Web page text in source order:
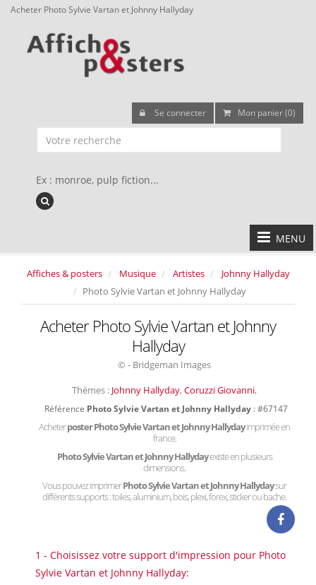
Acheter Photo Sylvie Vartan et Johnny Hallyday
Se connecter Mon panier (0)
Ex : monroe, pulp fiction...
MENU
Affiches & posters Musique Artistes
Johnny Hallyday
Photo Sylvie Vartan et Johnny Hallyday
Acheter Photo Sylvie Vartan et Johnny
Hallyday
© - Bridgeman Images
Thèmes : Johnny Hallyday, Coruzzi Giovanni,
Référence Photo Sylvie Vartan et Johnny Hallyday : #67147
Acheterposter Photo Sylvie Vartan et Johnny Hallydayimprimée en
france.
Photo Sylvie Vartan et Johnny Hallydayexiste en plusieurs
dimensions.
Vous pouvez imprimerPhoto Sylvie Vartan et Johnny Hallydaysur
différents supports : toiles, aluminium, bois, plexi, forex, sticker ou bache.
1 - Choisissez votre support d'impression pour Photo
Sylvie Vartan et Johnny Hallyday: